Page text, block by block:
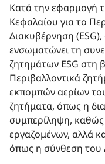
Κατά την εφαρμογή
Κεφαλαίου για το
Διακυβέρνηση
ενσωματώνει τη
ζητημάτων ESG στη
Περιβαλλοντικά
εκπομπών αερίων
ζητήματα, όπως η
συμπερίληψη,
εργαζομένων, αλλά
όπως η σύνθεση του